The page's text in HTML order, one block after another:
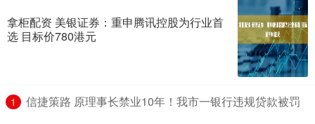
拿柜配资 美银证券：重申腾讯控股为行业首
选 目标价780港元
1 ​信捷策路 原理事长禁业10年！我市一银行违规贷款被罚